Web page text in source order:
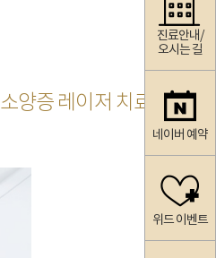
소양증 레이저 치료가 필요
진료안내/
오시는 길
네이버 예약
위드 이벤트